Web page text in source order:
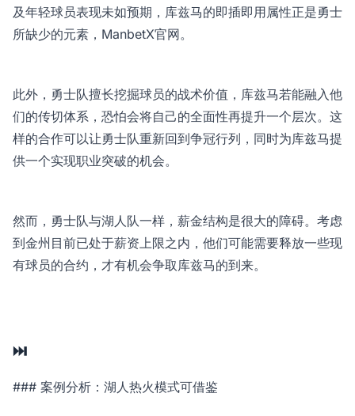
及年轻球员表现未如预期，库兹马的即插即用属性正是勇士
所缺少的元素， ManbetX官网。
此外，勇士队擅长挖掘球员的战术价值，库兹马若能融入他
们的传切体系，恐怕会将自己的全面性再提升一个层次。这
样的合作可以让勇士队重新回到争冠行列，同时为库兹马提
供一个实现职业突破的机会。
然而，勇士队与湖人队一样，薪金结构是很大的障碍。考虑
到金州目前已处于薪资上限之内，他们可能需要释放一些现
有球员的合约，才有机会争取库兹马的到来。
⏭️
### 案例分析：湖人热火模式可借鉴